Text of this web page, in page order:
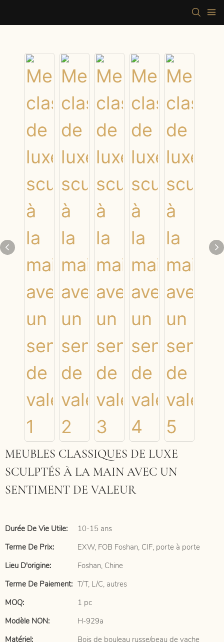
MEUBLES CLASSIQUES DE LUXE
SCULPTÉS À LA MAIN AVEC UN
SENTIMENT DE VALEUR
Durée De Vie Utile:
10-15 ans
Terme De Prix:
EXW, FOB Foshan, CIF, porte à porte
Lieu D'origine:
Foshan, Chine
Terme De Paiement: T/T, L/C, autres
MOQ:
1 pc
Modèle NON:
H-929a
Matériel:
Bois de bouleau russe/peau de vache